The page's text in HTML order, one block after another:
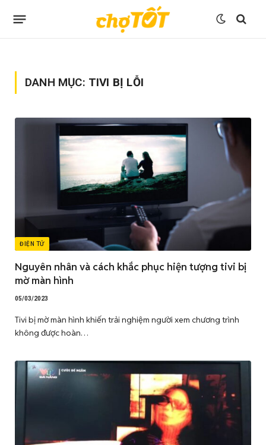
DANH MỤC: TIVI BỊ LỖI
ĐIỆN TỬ
Nguyên nhân và cách khắc phục hiện tượng tivi bị
mờ màn hình
05/03/2023
Tivi bị mờ màn hình khiến trải nghiệm người xem chương trình
không được hoàn…